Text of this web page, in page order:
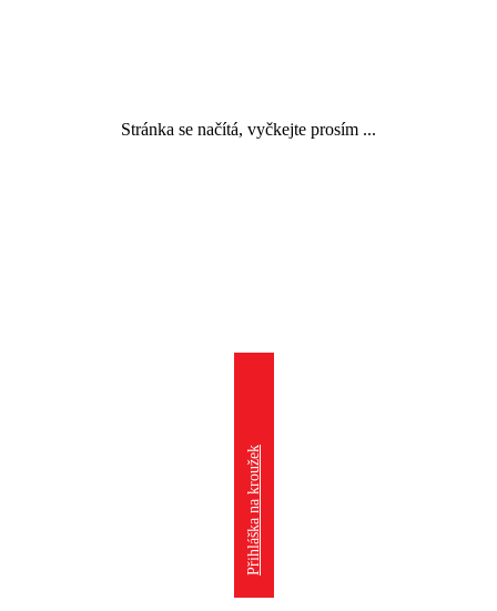
Stránka se načítá, vyčkejte prosím ...
Přihláška na kroužek